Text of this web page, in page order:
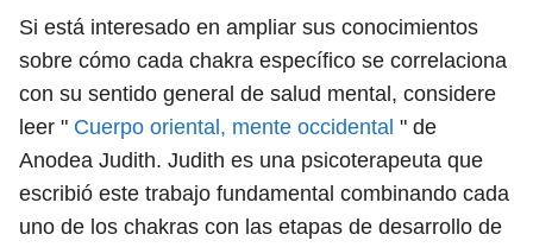
Si está interesado en ampliar sus conocimientos
sobre cómo cada chakra específico se correlaciona
con su sentido general de salud mental, considere
leer " Cuerpo oriental, mente occidental " de
Anodea Judith. Judith es una psicoterapeuta que
escribió este trabajo fundamental combinando cada
uno de los chakras con las etapas de desarrollo de